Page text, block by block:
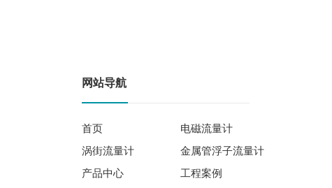
网站导航
首页
电磁流量计
涡街流量计
金属管浮子流量计
产品中心
工程案例